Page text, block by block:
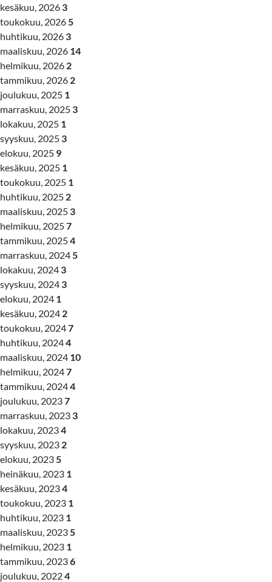
kesäkuu, 2026 3
toukokuu, 2026 5
huhtikuu, 2026 3
maaliskuu, 2026 14
helmikuu, 2026 2
tammikuu, 2026 2
joulukuu, 2025 1
marraskuu, 2025 3
lokakuu, 2025 1
syyskuu, 2025 3
elokuu, 2025 9
kesäkuu, 2025 1
toukokuu, 2025 1
huhtikuu, 2025 2
maaliskuu, 2025 3
helmikuu, 20257
tammikuu, 20254
marraskuu, 2024 5
lokakuu, 2024 3
syyskuu, 2024 3
elokuu, 2024 1
kesäkuu, 2024 2
toukokuu, 20247
huhtikuu, 20244
maaliskuu, 2024 10
helmikuu, 20247
tammikuu, 20244
joulukuu, 20237
marraskuu, 2023 3
lokakuu, 20234
syyskuu, 2023 2
elokuu, 2023 5
heinäkuu, 2023 1
kesäkuu, 20234
toukokuu, 2023 1
huhtikuu, 2023 1
maaliskuu, 2023 5
helmikuu, 2023 1
tammikuu, 20236
joulukuu, 20224